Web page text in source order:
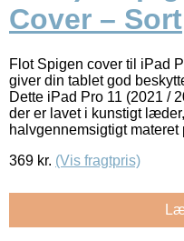
Cover – Sort
Flot Spigen cover til iPad
giver din tablet god
Dette iPad Pro 11 (2021 /
der er lavet i kunstigt
halvgennemsigtigt materet
369 kr. (Vis fragtpris)